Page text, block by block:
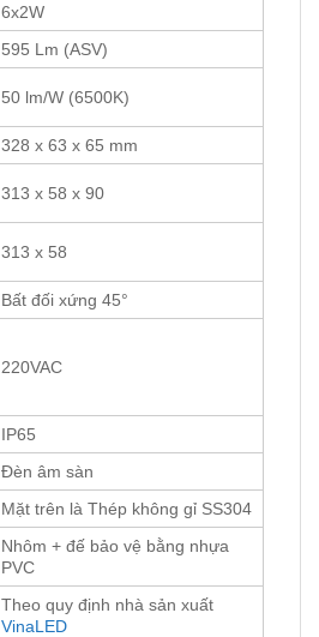
6x2W
595 Lm (ASV)
50 lm/W (6500K)
328 x 63 x 65 mm
313 x 58 x 90
313 x 58
Bất đối xứng 45°
220VAC
IP65
Đèn âm sàn
Mặt trên là Thép không gỉ SS304
Nhôm + đế bảo vệ bằng nhựa
PVC
Theo quy định nhà sản xuất
VinaLED